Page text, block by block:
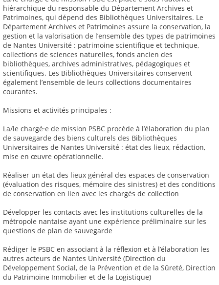
hiérarchique du responsable du Département Archives et
Patrimoines, qui dépend des Bibliothèques Universitaires. Le
Département Archives et Patrimoines assure la conservation, la
gestion et la valorisation de l’ensemble des types de patrimoines
de Nantes Université : patrimoine scientifique et technique,
collections de sciences naturelles, fonds ancien des
bibliothèques, archives administratives, pédagogiques et
scientifiques. Les Bibliothèques Universitaires conservent
également l’ensemble de leurs collections documentaires
courantes.
Missions et activités principales :
La/le chargé·e de mission PSBC procède à l’élaboration du plan
de sauvegarde des biens culturels des Bibliothèques
Universitaires de Nantes Université : état des lieux, rédaction,
mise en œuvre opérationnelle.
Réaliser un état des lieux général des espaces de conservation
(évaluation des risques, mémoire des sinistres) et des conditions
de conservation en lien avec les chargés de collection
Développer les contacts avec les institutions culturelles de la
métropole nantaise ayant une expérience préliminaire sur les
questions de plan de sauvegarde
Rédiger le PSBC en associant à la réflexion et à l’élaboration les
autres acteurs de Nantes Université (Direction du
Développement Social, de la Prévention et de la Sûreté, Direction
du Patrimoine Immobilier et de la Logistique)